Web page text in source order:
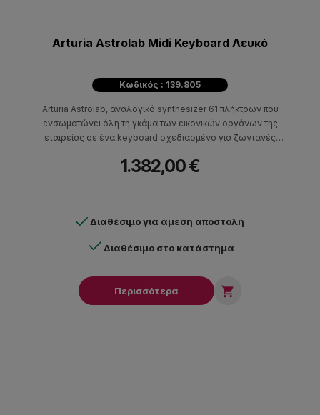
Arturia Astrolab Midi Keyboard Λευκό
Κωδικός : 139.805
Arturia Astrolab, αναλογικό synthesizer 61 πλήκτρων που
ενσωματώνει όλη τη γκάμα των εικονικών οργάνων της
εταιρείας σε ένα keyboard σχεδιασμένο για ζωντανές
1.382,00 €
Διαθέσιμο για άμεση αποστολή
Διαθέσιμο στο κατάστημα
Περισσότερα 